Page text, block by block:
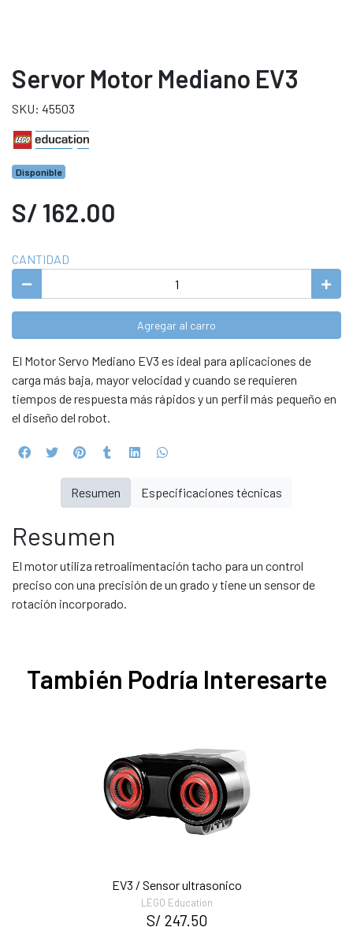
Servor Motor Mediano EV3
SKU: 45503
Disponible
S/ 162.00
CANTIDAD
Agregar al carro
El Motor Servo Mediano EV3 es ideal para aplicaciones de
carga más baja, mayor velocidad y cuando se requieren
tiempos de respuesta más rápidos y un perfil más pequeño en
el diseño del robot.
Resumen
El motor utiliza retroalimentación tacho para un control
preciso con una precisión de un grado y tiene un sensor de
rotación incorporado.
Resumen Especificaciones técnicas
También Podría Interesarte
EV3 / Sensor ultrasonico
LEGO Education
S/ 247.50